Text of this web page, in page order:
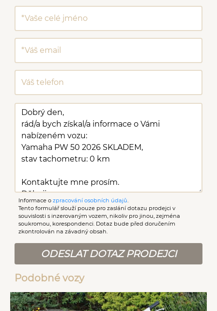
Informace o zpracování osobních údajů
Tento formulář slouží pouze pro zaslání dotazu prodejci v
souvislosti s inzerovaným vozem, nikoliv pro jinou, zejména
soukromou, korespondenci. Dotaz bude před doručením
zkontrolován na závadný obsah.
ODESLAT DOTAZ PRODEJCI
Podobné vozy